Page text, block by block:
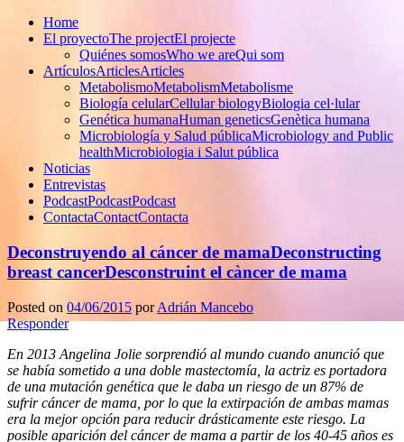
Home
El proyectoThe projectEl projecte
Quiénes somosWho we areQui som
ArtículosArticlesArticles
MetabolismoMetabolismMetabolisme
Biología celularCellular biologyBiologia cel·lular
Genética humanaHuman geneticsGenètica humana
Microbiología y Salud públicaMicrobiology and Public
healthMicrobiologia i Salut pública
Noticias
Entrevistas
PodcastPodcastPodcast
ContactaContactContacta
Deconstruyendo al cáncer de mamaDeconstructing
breast cancerDesconstruint el càncer de mama
Posted on 04/06/2015 porAdrián Mancebo
Responder
En 2013 Angelina Jolie sorprendió al mundo cuando anunció que
se había sometido a una doble mastectomía, la actriz es portadora
de una mutación genética que le daba un riesgo de un 87% de
sufrir cáncer de mama, por lo que la extirpación de ambas mamas
era la mejor opción para reducir drásticamente este riesgo. La
posible aparición del cáncer de mama a partir de los 40-45 años es